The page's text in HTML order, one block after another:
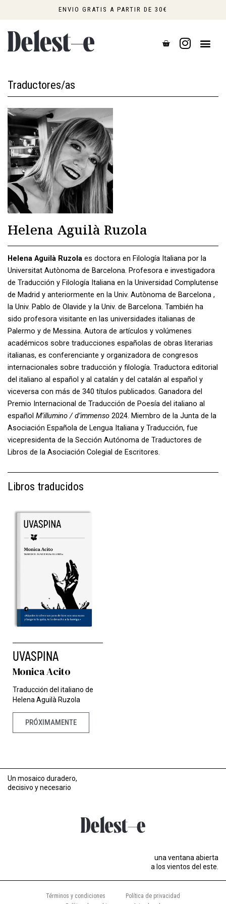
contenido
ENVIO GRATIS A PARTIR DE 30€
CART
Traductores/as
Helena Aguilà Ruzola
Helena Aguilà Ruzola es doctora en Filología Italiana por la
Universitat Autònoma de Barcelona. Profesora e investigadora
de Traducción y Filología Italiana en la Universidad Complutense
de Madrid y anteriormente en la Univ. Autònoma de Barcelona ,
la Univ. Pablo de Olavide y la Univ. de Barcelona. También ha
sido profesora visitante en las universidades italianas de
Palermo y de Messina. Autora de artículos y volúmenes
académicos sobre traducciones españolas de obras literarias
italianas, es conferenciante y organizadora de congresos
internacionales sobre traducción y filología. Traductora editorial
del italiano al español y al catalán y del catalán al español y
viceversa con más de 340 títulos publicados. Ganadora del
Premio Internacional de Traducción de Poesía del italiano al
español M’illumino / d’immenso 2024. Miembro de la Junta de la
Asociación Española de Lengua Italiana y Traducción, fue
vicepresidenta de la Sección Autónoma de Traductores de
Libros de la Asociación Colegial de Escritores.
Libros traducidos
UVASPINA
Monica Acito
Traducción del italiano de
Helena Aguilà Ruzola
PRÓXIMAMENTE
Un mosaico duradero,
decisivo y necesario
una ventana abierta
a los vientos del este.
Términos y condiciones
Política de privacidad